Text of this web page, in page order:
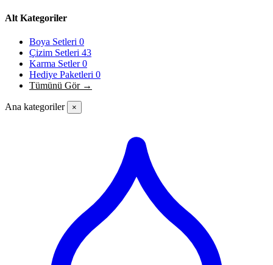
Alt Kategoriler
Boya Setleri 0
Çizim Setleri 43
Karma Setler0
Hediye Paketleri 0
Tümünü Gör →
Ana kategoriler ×